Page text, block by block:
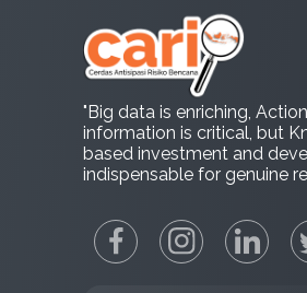
"Big data is enriching,
information is critical, but
based investment and
indispensable for genuine